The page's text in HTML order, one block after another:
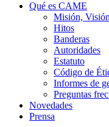
Qué es CAME
Misión,
Hitos
Banderas
Autoridades
Estatuto
Código de
Informes de
Preguntas
Novedades
Prensa